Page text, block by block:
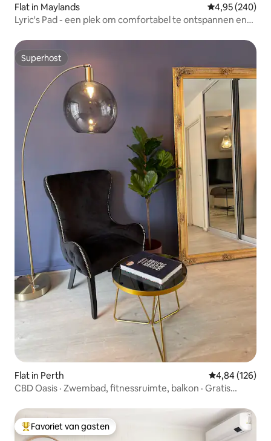
Flat in Maylands Gemiddelde
4,95 (240)
Lyric's Pad - een plek om comfortabel te ontspannen en
Superhost
Superhost
Flat in Perth Gemiddelde
4,84 (126)
CBD Oasis · Zwembad, fitnessruimte, balkon · Gratis
Topfavoriet van gasten
Favoriet van gasten